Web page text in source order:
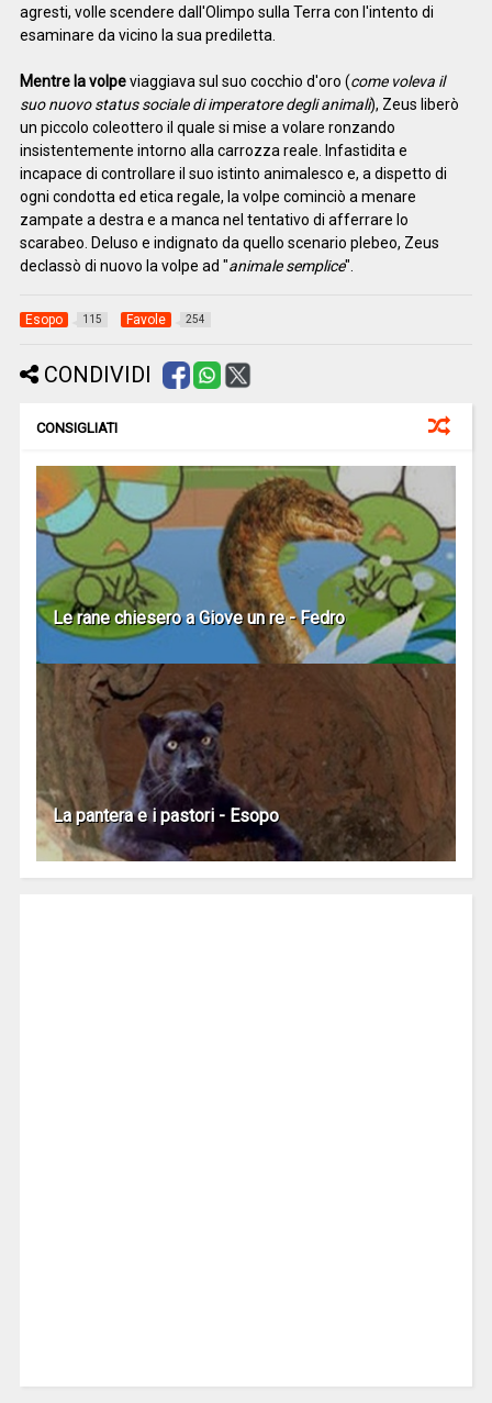
agresti, volle scendere dall'Olimpo sulla Terra con l'intento di
esaminare da vicino la sua prediletta.
Mentre la volpeviaggiava sul suo cocchio d'oro (come voleva il
suo nuovo status sociale di imperatore degli animali), Zeus liberò
un piccolo coleottero il quale si mise a volare ronzando
insistentemente intorno alla carrozza reale. Infastidita e
incapace di controllare il suo istinto animalesco e, a dispetto di
ogni condotta ed etica regale, la volpe cominciò a menare
zampate a destra e a manca nel tentativo di afferrare lo
scarabeo. Deluso e indignato da quello scenario plebeo, Zeus
declassò di nuovo la volpe ad "animale semplice".
Esopo 115 Favole 254
CONDIVIDI
CONSIGLIATI
Le rane chiesero a Giove un re - Fedro
La pantera e i pastori - Esopo